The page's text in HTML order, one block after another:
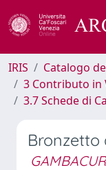
IRIS
Catalogo
3 Contributo in
3.7 Schede di
Bronzetto